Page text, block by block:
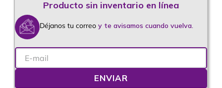
Déjanos tu correo y te avisamos cuando vuelva.
ENVIAR